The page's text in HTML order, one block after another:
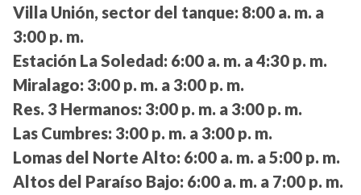
Villa Unión, sector del tanque: 8:00 a. m. a
3:00 p. m.
Estación La Soledad: 6:00 a. m. a 4:30 p. m.
Miralago: 3:00 p. m. a 3:00 p. m.
Res. 3 Hermanos: 3:00 p. m. a 3:00 p. m.
Las Cumbres: 3:00 p. m. a 3:00 p. m.
Lomas del Norte Alto: 6:00 a. m. a 5:00 p. m.
Altos del Paraíso Bajo: 6:00 a. m. a 7:00 p. m.